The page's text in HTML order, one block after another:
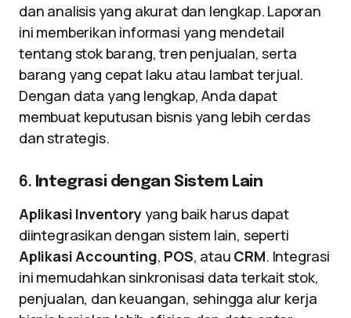
dan analisis yang akurat dan lengkap. Laporan
ini memberikan informasi yang mendetail
tentang stok barang, tren penjualan, serta
barang yang cepat laku atau lambat terjual.
Dengan data yang lengkap, Anda dapat
membuat keputusan bisnis yang lebih cerdas
dan strategis.
6. Integrasi dengan Sistem Lain
Aplikasi Inventoryyang baik harus dapat
diintegrasikan dengan sistem lain, seperti
Aplikasi Accounting, POS, atau CRM. Integrasi
ini memudahkan sinkronisasi data terkait stok,
penjualan, dan keuangan, sehingga alur kerja